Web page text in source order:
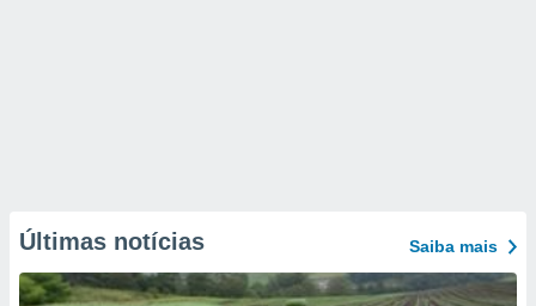
Últimas notícias Saiba mais